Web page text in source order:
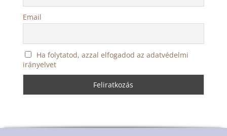
Email
Ha folytatod, azzal elfogadod az adatvédelmi
irányelvet